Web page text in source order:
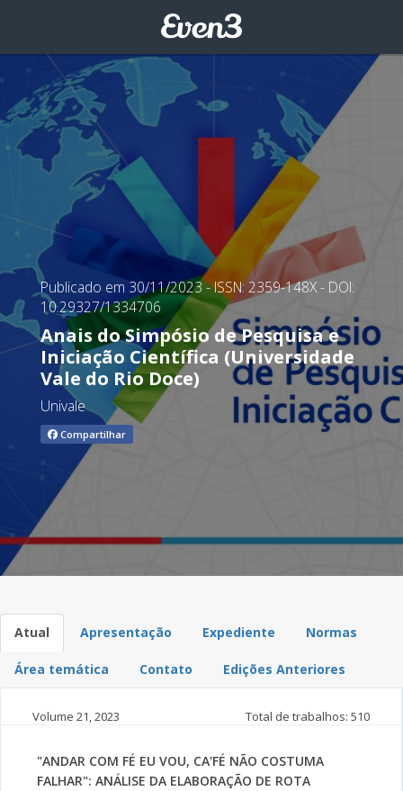
Publicado em 30/11/2023- ISSN: 2359-148X- DOI:
10.29327/1334706
Anais do Simpósio de Pesquisa e
Iniciação Científica (Universidade
Vale do Rio Doce)
Univale
Compartilhar
Atual Apresentação Expediente Normas
Área temática Contato Edições Anteriores
Volume 21,2023 Total de trabalhos: 510
"ANDAR COM FÉ EU VOU, CA'FÉ NÃO COSTUMA
FALHAR": ANÁLISE DA ELABORAÇÃO DE ROTA